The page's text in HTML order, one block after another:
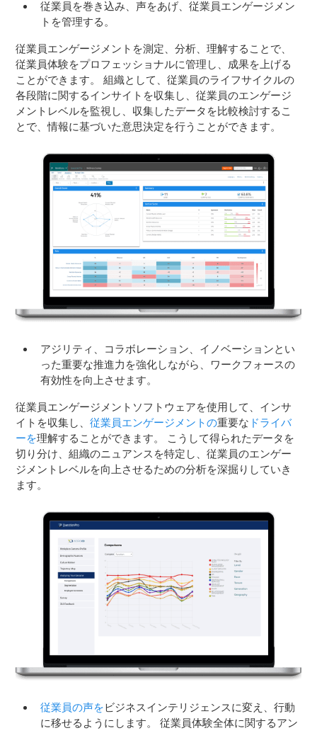
従業員を巻き込み、声をあげ、従業員エンゲージメン
トを管理する。
従業員エンゲージメントを測定、分析、理解することで、
従業員体験をプロフェッショナルに管理し、成果を上げる
ことができます。 組織として、従業員のライフサイクルの
各段階に関するインサイトを収集し、従業員のエンゲージ
メントレベルを監視し、収集したデータを比較検討するこ
とで、情報に基づいた意思決定を行うことができます。
アジリティ、コラボレーション、イノベーションとい
った重要な推進力を強化しながら、ワークフォースの
有効性を向上させます。
従業員エンゲージメントソフトウェアを使用して、インサ
イトを収集し、従業員エンゲージメントの重要な ドライバ
ーを理解することができます。 こうして得られたデータを
切り分け、組織のニュアンスを特定し、従業員のエンゲー
ジメントレベルを向上させるための分析を深掘りしていき
ます。
従業員の声をビジネスインテリジェンスに変え、行動
に移せるようにします。 従業員体験全体に関するアン